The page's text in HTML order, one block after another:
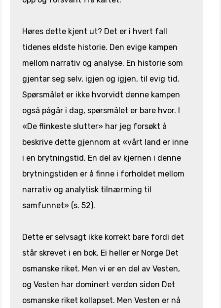
Høres dette kjent ut? Det er i hvert fall
tidenes eldste historie. Den evige kampen
mellom narrativ og analyse. En historie som
gjentar seg selv, igjen og igjen, til evig tid.
Spørsmålet er ikke hvorvidt denne kampen
også pågår i dag, spørsmålet er bare hvor. I
«De flinkeste slutter» har jeg forsøkt å
beskrive dette gjennom at «vårt land er inne
i en brytningstid. En del av kjernen i denne
brytningstiden er å finne i forholdet mellom
narrativ og analytisk tilnærming til
samfunnet» (s. 52).
Dette er selvsagt ikke korrekt bare fordi det
står skrevet i en bok. Ei heller er Norge Det
osmanske riket. Men vi er en del av Vesten,
og Vesten har dominert verden siden Det
osmanske riket kollapset. Men Vesten er nå